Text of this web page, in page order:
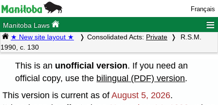
Français
Manitoba Laws ≡
★ New site layout ★ Consolidated Acts: Private
R.S.M.
1990, c. 130
This is an unofficial version. If you need an
official copy, use the bilingual (PDF) version.
This version is current as of August 5, 2026.